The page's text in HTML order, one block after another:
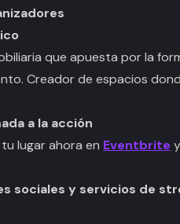
que apuesta por la
Creador de espacios
a la acción
lugar ahora en Eventbrite
sociales y servicios de